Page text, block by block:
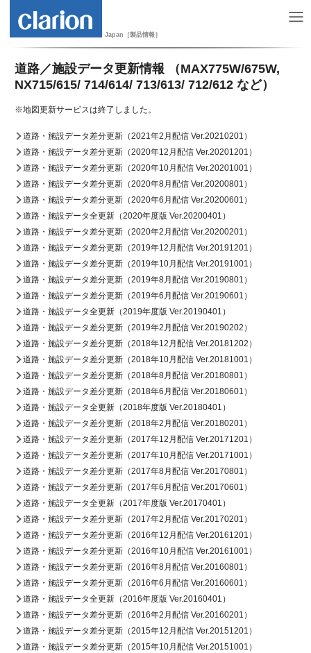
Japan［製品情報］
道路／施設データ更新情報 （MAX775W/675W,
NX715/615/ 714/614/ 713/613/ 712/612 など）
※地図更新サービスは終了しました。
道路・施設データ差分更新（2021年2月配信 Ver.20210201）
道路・施設データ差分更新（2020年12月配信 Ver.20201201）
道路・施設データ差分更新（2020年10月配信 Ver.20201001）
道路・施設データ差分更新（2020年8月配信 Ver.20200801）
道路・施設データ差分更新（2020年6月配信 Ver.20200601）
道路・施設データ全更新（2020年度版 Ver.20200401）
道路・施設データ差分更新（2020年2月配信 Ver.20200201）
道路・施設データ差分更新（2019年12月配信 Ver.20191201）
道路・施設データ差分更新（2019年10月配信 Ver.20191001）
道路・施設データ差分更新（2019年8月配信 Ver.20190801）
道路・施設データ差分更新（2019年6月配信 Ver.20190601）
道路・施設データ全更新（2019年度版 Ver.20190401）
道路・施設データ差分更新（2019年2月配信 Ver.20190202）
道路・施設データ差分更新（2018年12月配信 Ver.20181202）
道路・施設データ差分更新（2018年10月配信 Ver.20181001）
道路・施設データ差分更新（2018年8月配信 Ver.20180801）
道路・施設データ差分更新（2018年6月配信 Ver.20180601）
道路・施設データ全更新（2018年度版 Ver.20180401）
道路・施設データ差分更新（2018年2月配信 Ver.20180201）
道路・施設データ差分更新（2017年12月配信 Ver.20171201）
道路・施設データ差分更新（2017年10月配信 Ver.20171001）
道路・施設データ差分更新（2017年8月配信 Ver.20170801）
道路・施設データ差分更新（2017年6月配信 Ver.20170601）
道路・施設データ全更新（2017年度版 Ver.20170401）
道路・施設データ差分更新（2017年2月配信 Ver.20170201）
道路・施設データ差分更新（2016年12月配信 Ver.20161201）
道路・施設データ差分更新（2016年10月配信 Ver.20161001）
道路・施設データ差分更新（2016年8月配信 Ver.20160801）
道路・施設データ差分更新（2016年6月配信 Ver.20160601）
道路・施設データ全更新（2016年度版 Ver.20160401）
道路・施設データ差分更新（2016年2月配信 Ver.20160201）
道路・施設データ差分更新（2015年12月配信 Ver.20151201）
道路・施設データ差分更新（2015年10月配信 Ver.20151001）